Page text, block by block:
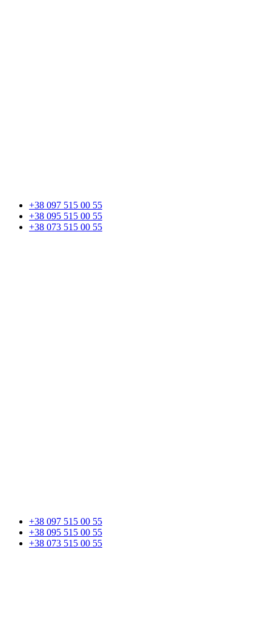
+38 097 515 00 55
+38 095 515 00 55
+38 073 515 00 55
+38 097 515 00 55
+38 095 515 00 55
+38 073 515 00 55